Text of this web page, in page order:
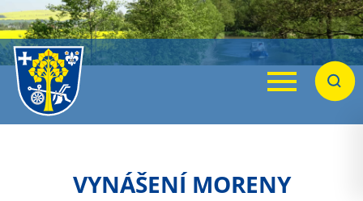
Menu
VYNÁŠENÍ MORENY